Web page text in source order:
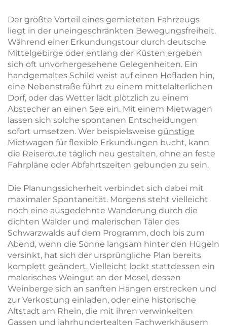
Der größte Vorteil eines gemieteten Fahrzeugs
liegt in der uneingeschränkten Bewegungsfreiheit.
Während einer Erkundungstour durch deutsche
Mittelgebirge oder entlang der Küsten ergeben
sich oft unvorhergesehene Gelegenheiten. Ein
handgemaltes Schild weist auf einen Hofladen hin,
eine Nebenstraße führt zu einem mittelalterlichen
Dorf, oder das Wetter lädt plötzlich zu einem
Abstecher an einen See ein. Mit einem Mietwagen
lassen sich solche spontanen Entscheidungen
sofort umsetzen. Wer beispielsweise günstige
Mietwagen für flexible Erkundungen bucht, kann
die Reiseroute täglich neu gestalten, ohne an feste
Fahrpläne oder Abfahrtszeiten gebunden zu sein.
Die Planungssicherheit verbindet sich dabei mit
maximaler Spontaneität. Morgens steht vielleicht
noch eine ausgedehnte Wanderung durch die
dichten Wälder und malerischen Täler des
Schwarzwalds auf dem Programm, doch bis zum
Abend, wenn die Sonne langsam hinter den Hügeln
versinkt, hat sich der ursprüngliche Plan bereits
komplett geändert. Vielleicht lockt stattdessen ein
malerisches Weingut an der Mosel, dessen
Weinberge sich an sanften Hängen erstrecken und
zur Verkostung einladen, oder eine historische
Altstadt am Rhein, die mit ihren verwinkelten
Gassen und jahrhundertealten Fachwerkhäusern